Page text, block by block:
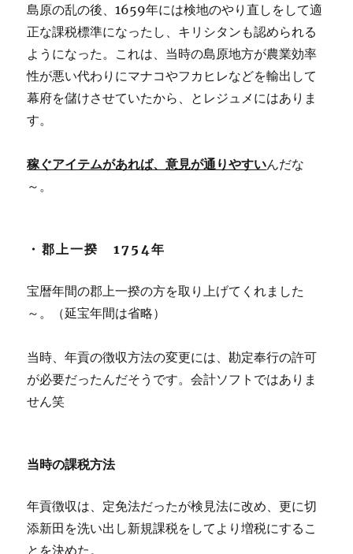
島原の乱の後、1659年には検地のやり直しをして適
正な課税標準になったし、キリシタンも認められる
ようになった。これは、当時の島原地方が農業効率
性が悪い代わりにマナコやフカヒレなどを輸出して
幕府を儲けさせていたから、とレジュメにはありま
す。
稼ぐアイテムがあれば、意見が通りやすいんだな
～。
・郡上一揆 1754年
宝暦年間の郡上一揆の方を取り上げてくれました
～。（延宝年間は省略）
当時、年貢の徴収方法の変更には、勘定奉行の許可
が必要だったんだそうです。会計ソフトではありま
せん笑
当時の課税方法
年貢徴収は、定免法だったが検見法に改め、更に切
添新田を洗い出し新規課税をしてより増税にするこ
とを決めた。